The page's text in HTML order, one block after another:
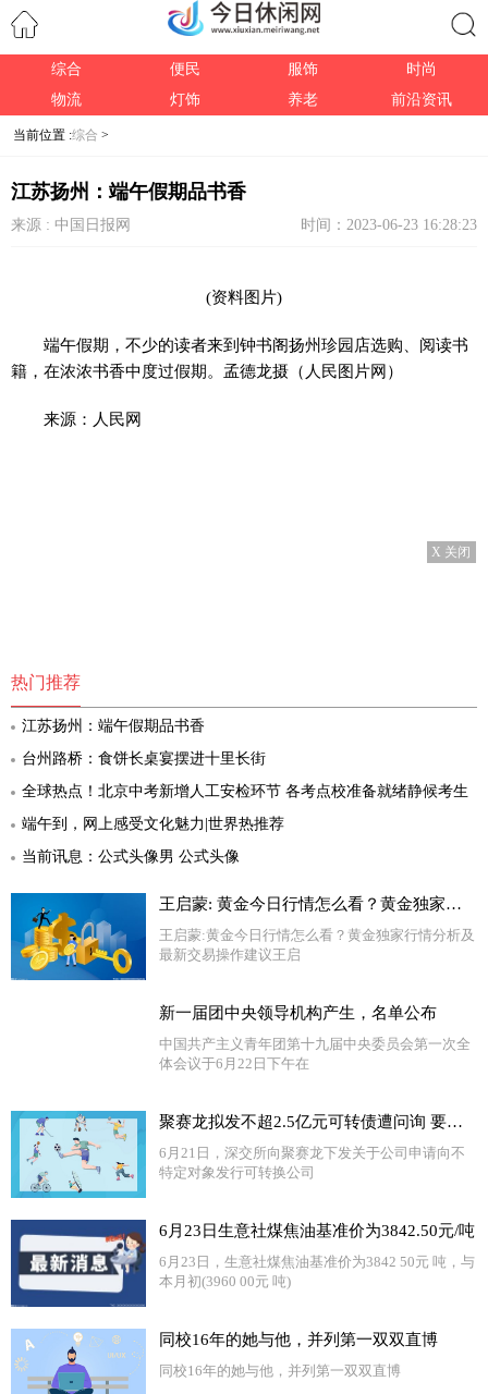
综合 便民 服饰
时尚
物流
灯饰 养老 前沿资讯
当前位置 :综合 >
江苏扬州：端午假期品书香
来源 : 中国日报网 时间：2023-06-23 16:28:23
(资料图片)
端午假期，不少的读者来到钟书阁扬州珍园店选购、阅读书
籍，在浓浓书香中度过假期。孟德龙摄（人民图片网）
来源：人民网
X 关闭
热门推荐
江苏扬州：端午假期品书香
台州路桥：食饼长桌宴摆进十里长街
全球热点！北京中考新增人工安检环节 各考点校准备就绪静候考生
端午到，网上感受文化魅力|世界热推荐
当前讯息：公式头像男 公式头像
王启蒙: 黄金今日行情怎么看？黄金独家行情分析及最新交易操作建议
王启蒙:黄金今日行情怎么看？黄金独家行情分析及
最新交易操作建议王启
新一届团中央领导机构产生，名单公布
中国共产主义青年团第十九届中央委员会第一次全
体会议于6月22日下午在
聚赛龙拟发不超2.5亿元可转债遭问询 要求说明前期募投项目尚未建成情况下扩大业务规模的必要性|每日快讯
6月21日，深交所向聚赛龙下发关于公司申请向不
特定对象发行可转换公司
6月23日生意社煤焦油基准价为3842.50元/吨
6月23日，生意社煤焦油基准价为3842 50元 吨，与
本月初(3960 00元 吨)
同校16年的她与他，并列第一双双直博
同校16年的她与他，并列第一双双直博